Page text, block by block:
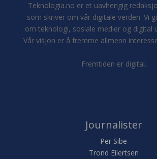
Teknologia.no er et uavhengig
som skriver om vår digitale verden. Vi
om teknologi, sosiale medier og digital
Vår visjon er å fremme allmenn
Fremtiden er digital.
Journalister
Per Sibe
Trond Eilertsen